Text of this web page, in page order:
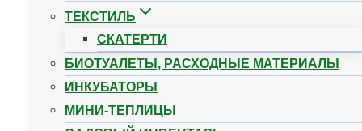
ТЕКСТИЛЬ
СКАТЕРТИ
БИОТУАЛЕТЫ, РАСХОДНЫЕ МАТЕРИАЛЫ
ИНКУБАТОРЫ
МИНИ-ТЕПЛИЦЫ
празднику День
учителя 5 октября!